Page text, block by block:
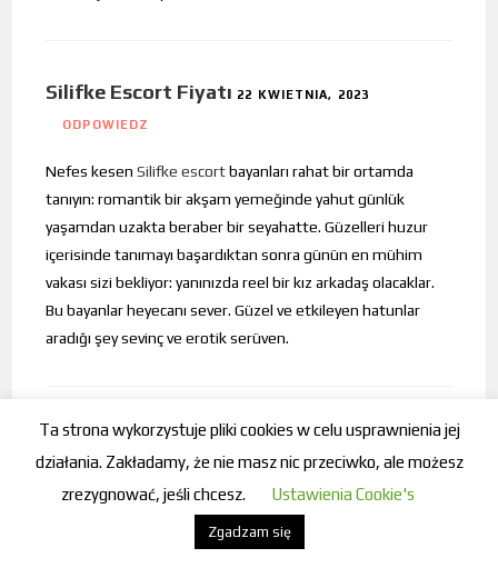
Silifke Escort Fiyatı 22 KWIETNIA, 2023
ODPOWIEDZ
Nefes kesenSilifke escortbayanları rahat bir ortamda
tanıyın: romantik bir akşam yemeğinde yahut günlük
yaşamdan uzakta beraber bir seyahatte. Güzelleri huzur
içerisinde tanımayı başardıktan sonra günün en mühim
vakası sizi bekliyor: yanınızda reel bir kız arkadaş olacaklar.
Bu bayanlar heyecanı sever. Güzel ve etkileyen hatunlar
aradığı şey sevinç ve erotik serüven.
Gaziemir Orospu Escort 22 KWIETNIA, 2023
ODPOWIEDZ
büyük göğüslü bayanlar sizi mest
edecekler. Bayanların hepsi kaliteli bey için yaratıcı ve yol
Ta strona wykorzystuje pliki cookies w celu usprawnienia jej
działania. Zakładamy, że nie masz nic przeciwko, ale możesz
zrezygnować, jeśli chcesz.
Ustawienia Cookie's
Zgadzam się